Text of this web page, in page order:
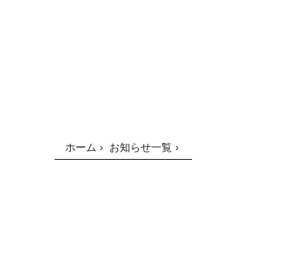
ホーム › お知らせ一覧 ›